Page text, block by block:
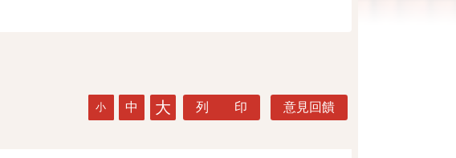
小 中 大 列 印 意見回饋